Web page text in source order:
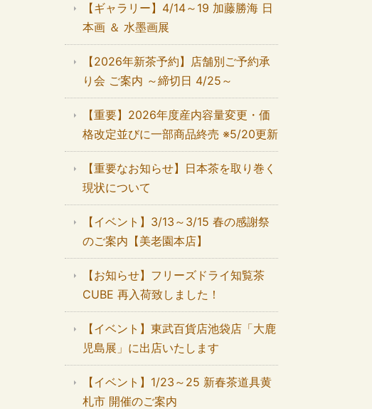
【ギャラリー】4/14～19 加藤勝海 日
本画 ＆ 水墨画展
【2026年新茶予約】店舗別ご予約承
り会 ご案内 ～締切日 4/25～
【重要】2026年度産内容量変更・価
格改定並びに一部商品終売 ※5/20更新
【重要なお知らせ】日本茶を取り巻く
現状について
【イベント】3/13～3/15 春の感謝祭
のご案内【美老園本店】
【お知らせ】フリーズドライ知覧茶
CUBE 再入荷致しました！
【イベント】東武百貨店池袋店「大鹿
児島展」に出店いたします
【イベント】1/23～25 新春茶道具黄
札市 開催のご案内